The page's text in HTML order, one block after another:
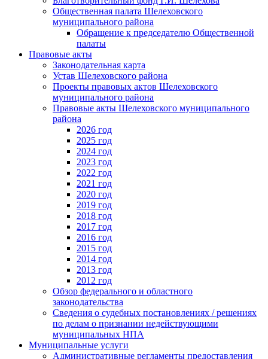
Общественная палата Шелеховского
муниципального района
Обращение к председателю Общественной
палаты
Правовые акты
Законодательная карта
Устав Шелеховского района
Проекты правовых актов Шелеховского
муниципального района
Правовые акты Шелеховского муниципального
района
2026 год
2025 год
2024 год
2023 год
2022 год
2021 год
2020 год
2019 год
2018 год
2017 год
2016 год
2015 год
2014 год
2013 год
2012 год
Обзор федерального и областного
законодательства
Сведения о судебных постановлениях / решениях
по делам о признании недействующими
муниципальных НПА
Муниципальные услуги
Административные регламенты предоставления